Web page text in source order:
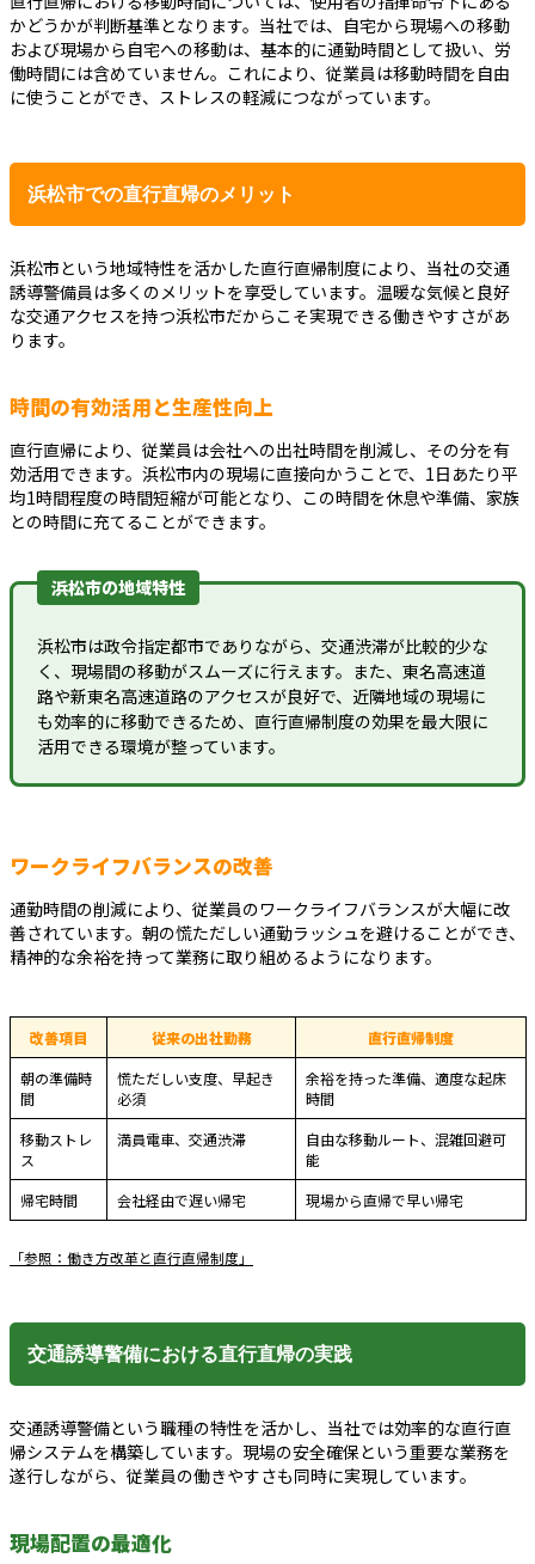
かどうかが判断基準となります。当社では、自宅から現場への移動
および現場から自宅への移動は、基本的に通勤時間として扱い、労
働時間には含めていません。これにより、従業員は移動時間を自由
に使うことができ、ストレスの軽減につながっています。
浜松市での直行直帰のメリット
浜松市という地域特性を活かした直行直帰制度により、当社の交通
誘導警備員は多くのメリットを享受しています。温暖な気候と良好
な交通アクセスを持つ浜松市だからこそ実現できる働きやすさがあ
ります。
時間の有効活用と生産性向上
直行直帰により、従業員は会社への出社時間を削減し、その分を有
効活用できます。浜松市内の現場に直接向かうことで、1日あたり平
均1時間程度の時間短縮が可能となり、この時間を休息や準備、家族
との時間に充てることができます。
浜松市の地域特性
浜松市は政令指定都市でありながら、交通渋滞が比較的少な
く、現場間の移動がスムーズに行えます。また、東名高速道
路や新東名高速道路のアクセスが良好で、近隣地域の現場に
も効率的に移動できるため、直行直帰制度の効果を最大限に
活用できる環境が整っています。
ワークライフバランスの改善
通勤時間の削減により、従業員のワークライフバランスが大幅に改
善されています。朝の慌ただしい通勤ラッシュを避けることができ、
精神的な余裕を持って業務に取り組めるようになります。
改善項目 従来の出社勤務
直行直帰制度
朝の準備時
間
慌ただしい支度、早起き
必須
余裕を持った準備、適度な起床
時間
移動ストレ
ス
満員電車、交通渋滞
自由な移動ルート、混雑回避可
能
帰宅時間
会社経由で遅い帰宅 現場から直帰で早い帰宅
「参照：働き方改革と直行直帰制度」
交通誘導警備における直行直帰の実践
交通誘導警備という職種の特性を活かし、当社では効率的な直行直
帰システムを構築しています。現場の安全確保という重要な業務を
遂行しながら、従業員の働きやすさも同時に実現しています。
現場配置の最適化